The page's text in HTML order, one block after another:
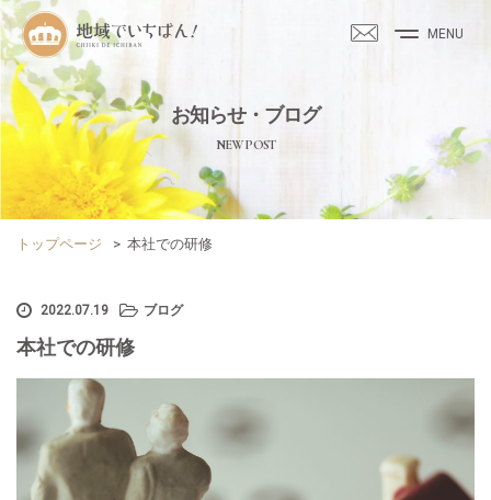
MENU
お知らせ・ブログ
NEW POST
トップページ > 本社での研修
2022.07.19 ブログ
本社での研修